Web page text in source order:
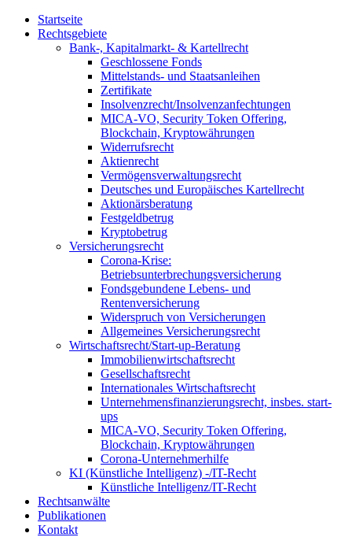
Skip
Startseite
Rechtsgebiete
Bank-, Kapitalmarkt- & Kartellrecht
Geschlossene Fonds
Mittelstands- und Staatsanleihen
Zertifikate
Insolvenzrecht/Insolvenzanfechtungen
MICA-VO, Security Token Offering,
Blockchain, Kryptowährungen
Widerrufsrecht
Aktienrecht
Vermögensverwaltungsrecht
Deutsches und Europäisches Kartellrecht
Aktionärsberatung
Festgeldbetrug
Kryptobetrug
Versicherungsrecht
Corona-Krise:
Betriebsunterbrechungsversicherung
Fondsgebundene Lebens- und
Rentenversicherung
Widerspruch von Versicherungen
Allgemeines Versicherungsrecht
Wirtschaftsrecht/Start-up-Beratung
Immobilienwirtschaftsrecht
Gesellschaftsrecht
Internationales Wirtschaftsrecht
Unternehmensfinanzierungsrecht, insbes. start-
ups
MICA-VO, Security Token Offering,
Blockchain, Kryptowährungen
Corona-Unternehmerhilfe
KI (Künstliche Intelligenz) -/IT-Recht
Künstliche Intelligenz/IT-Recht
Rechtsanwälte
Publikationen
Kontakt